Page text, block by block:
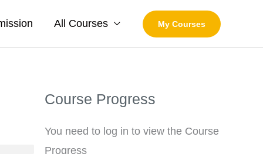
All Courses My Courses
Course Progress
You need to log in to view the Course
Progress